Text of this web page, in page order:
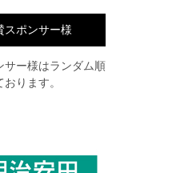
スポンサー様
サー様はランダム順
ります。